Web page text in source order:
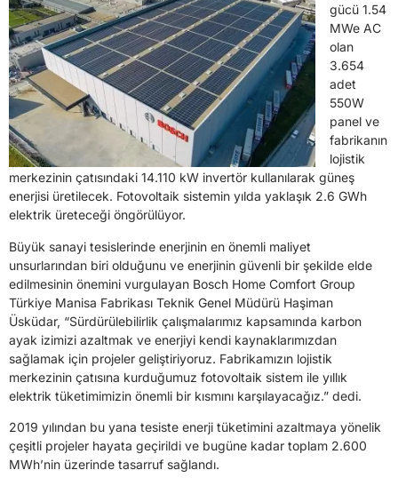
gücü 1.54
MWe AC
olan
3.654
adet
550W
panel ve
fabrikanın
lojistik
merkezinin çatısındaki 14.110 kW invertör kullanılarak güneş
enerjisi üretilecek. Fotovoltaik sistemin yılda yaklaşık 2.6 GWh
elektrik üreteceği öngörülüyor.
Büyük sanayi tesislerinde enerjinin en önemli maliyet
unsurlarından biri olduğunu ve enerjinin güvenli bir şekilde elde
edilmesinin önemini vurgulayan Bosch Home Comfort Group
Türkiye Manisa Fabrikası Teknik Genel Müdürü Haşiman
Üsküdar, “Sürdürülebilirlik çalışmalarımız kapsamında karbon
ayak izimizi azaltmak ve enerjiyi kendi kaynaklarımızdan
sağlamak için projeler geliştiriyoruz. Fabrikamızın lojistik
merkezinin çatısına kurduğumuz fotovoltaik sistem ile yıllık
elektrik tüketimimizin önemli bir kısmını karşılayacağız.” dedi.
2019 yılından bu yana tesiste enerji tüketimini azaltmaya yönelik
çeşitli projeler hayata geçirildi ve bugüne kadar toplam 2.600
MWh’nin üzerinde tasarruf sağlandı.